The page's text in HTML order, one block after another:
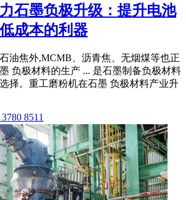
石墨负极升级：提升电池
成本的利器
油焦外,MCMB、沥青焦、无烟煤等也正
负极材料的生产 ... 是石墨制备负极材料
择。重工磨粉机在石墨 负极材料产业升
8511